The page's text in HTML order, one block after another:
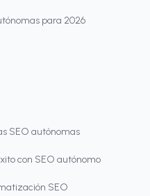
para 2026
SEO autónomas
con SEO autónomo
SEO